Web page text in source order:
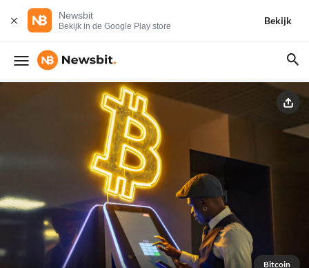
Newsbit
Bekijk in de Google Play store
Bekijk
Bitcoin